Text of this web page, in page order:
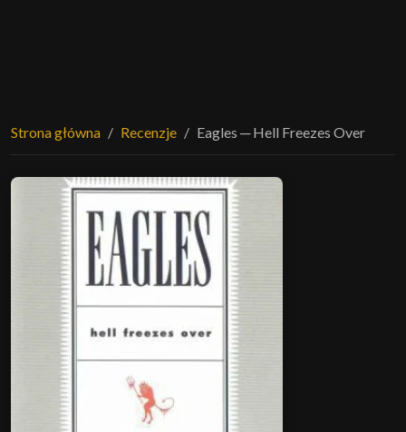
Strona główna Recenzje Eagles ─ Hell Freezes Over